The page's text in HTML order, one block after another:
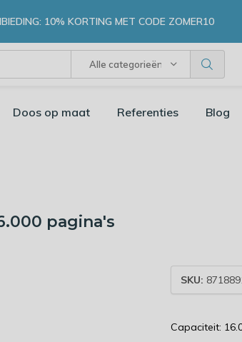
Alle categorieën
10% KORTING MET CODE ZOMER10
Doos op maat Referenties Blog
pagina's
SKU:
Capaciteit: